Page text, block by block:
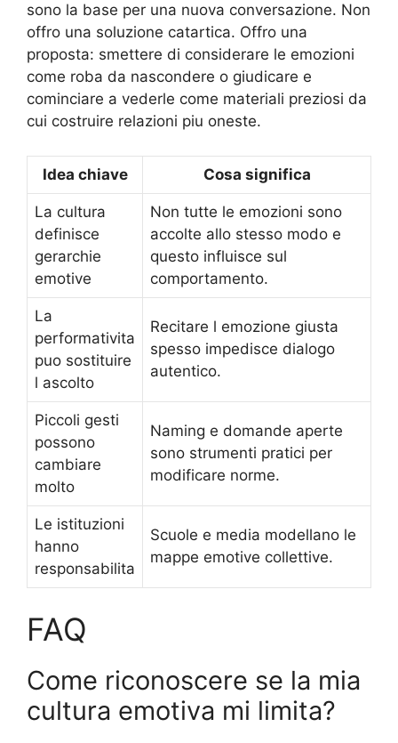
sono la base per una nuova conversazione. Non
offro una soluzione catartica. Offro una
proposta: smettere di considerare le emozioni
come roba da nascondere o giudicare e
cominciare a vederle come materiali preziosi da
cui costruire relazioni piu oneste.
Idea chiave Cosa significa
La cultura
definisce
gerarchie
emotive
Non tutte le emozioni sono
accolte allo stesso modo e
questo influisce sul
comportamento.
La
performativita
puo sostituire
l ascolto
Recitare l emozione giusta
spesso impedisce dialogo
autentico.
Piccoli gesti
possono
cambiare
molto
Naming e domande aperte
sono strumenti pratici per
modificare norme.
Le istituzioni
hanno
responsabilita
Scuole e media modellano le
mappe emotive collettive.
FAQ
Come riconoscere se la mia
cultura emotiva mi limita?